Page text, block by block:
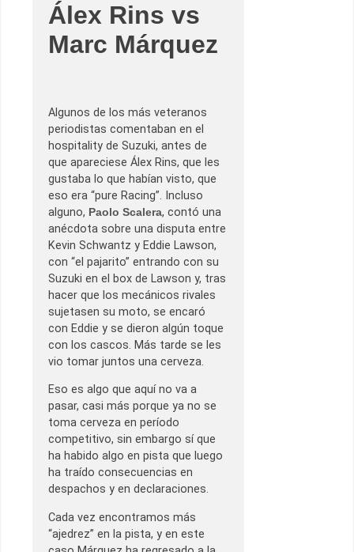
Álex Rins vs
Marc Márquez
Algunos de los más veteranos
periodistas comentaban en el
hospitality de Suzuki, antes de
que apareciese Álex Rins, que les
gustaba lo que habían visto, que
eso era “pure Racing”. Incluso
alguno, Paolo Scalera, contó una
anécdota sobre una disputa entre
Kevin Schwantz y Eddie Lawson,
con “el pajarito” entrando con su
Suzuki en el box de Lawson y, tras
hacer que los mecánicos rivales
sujetasen su moto, se encaró
con Eddie y se dieron algún toque
con los cascos. Más tarde se les
vio tomar juntos una cerveza.
Eso es algo que aquí no va a
pasar, casi más porque ya no se
toma cerveza en período
competitivo, sin embargo sí que
ha habido algo en pista que luego
ha traído consecuencias en
despachos y en declaraciones.
Cada vez encontramos más
“ajedrez” en la pista, y en este